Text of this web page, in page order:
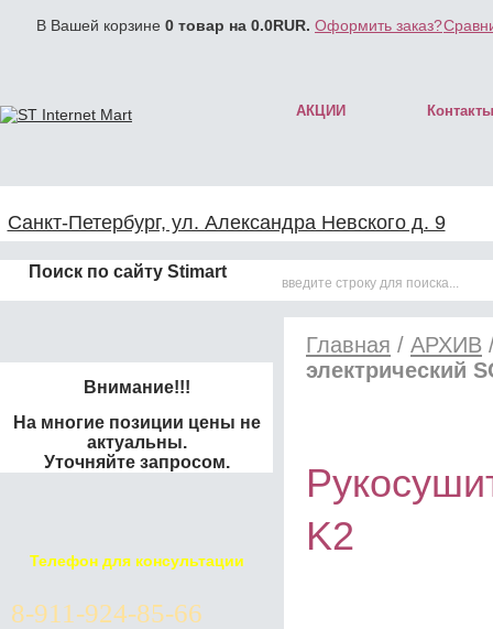
В Вашей корзине 0 товар на 0.0RUR. Оформить заказ?
АКЦИИ Контакты
Санкт-Петербург, ул. Александра Невского д. 9
Поиск по сайту Stimart
Внимание!!!
На многие позиции цены не
актуальны.
Уточняйте запросом.
Телефон для консультации
8-911-924-85-66
Главная / АРХИВ
электрический
K2